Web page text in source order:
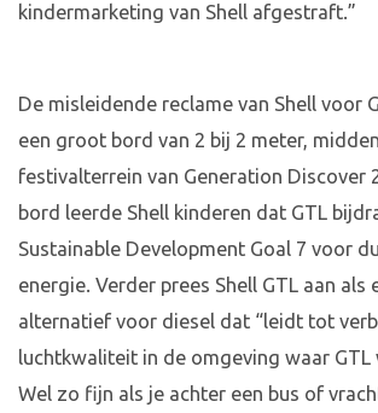
kindermarketing van Shell afgestraft.”
De misleidende reclame van Shell voor
een groot bord van 2 bij 2 meter,
festivalterrein van Generation Discover
bord leerde Shell kinderen dat GTL
Sustainable Development Goal 7 voor
energie. Verder prees Shell GTL aan als
alternatief voor diesel dat “leidt tot
luchtkwaliteit in de omgeving waar
Wel zo fijn als je achter een bus of